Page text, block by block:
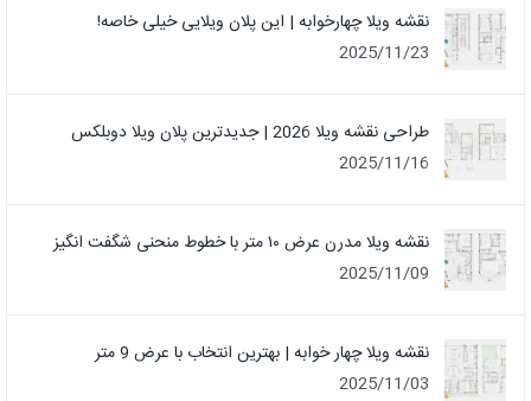
نقشه ویلا چهارخوابه | این پلان ویلایی خیلی خاصه!
2025/11/23
طراحی نقشه ویلا 2026 | جدیدترین پلان ویلا دوبلکس
2025/11/16
نقشه ویلا مدرن عرض ۱۰ متر با خطوط منحنی شگفت انگیز
2025/11/09
نقشه ویلا چهار خوابه | بهترین انتخاب با عرض 9 متر
2025/11/03